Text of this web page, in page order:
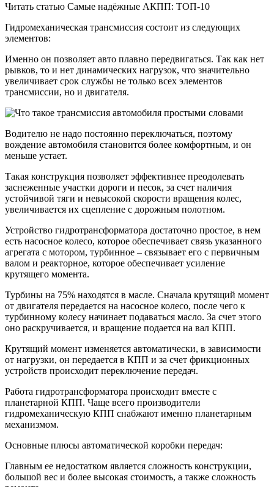
Читать статью Самые надёжные АКПП: ТОП-10
Гидромеханическая трансмиссия состоит из следующих
элементов:
Именно он позволяет авто плавно передвигаться. Так как нет
рывков, то и нет динамических нагрузок, что значительно
увеличивает срок службы не только всех элементов
трансмиссии, но и двигателя.
Водителю не надо постоянно переключаться, поэтому
вождение автомобиля становится более комфортным, и он
меньше устает.
Такая конструкция позволяет эффективнее преодолевать
заснеженные участки дороги и песок, за счет наличия
устойчивой тяги и невысокой скорости вращения колес,
увеличивается их сцепление с дорожным полотном.
Устройство гидротрансформатора достаточно простое, в нем
есть насосное колесо, которое обеспечивает связь указанного
агрегата с мотором, турбинное – связывает его с первичным
валом и реакторное, которое обеспечивает усиление
крутящего момента.
Турбины на 75% находятся в масле. Сначала крутящий момент
от двигателя передается на насосное колесо, после чего к
турбинному колесу начинает подаваться масло. За счет этого
оно раскручивается, и вращение подается на вал КПП.
Крутящий момент изменяется автоматически, в зависимости
от нагрузки, он передается в КПП и за счет фрикционных
устройств происходит переключение передач.
Работа гидротрансформатора происходит вместе с
планетарной КПП. Чаще всего производители
гидромеханическую КПП снабжают именно планетарным
механизмом.
Основные плюсы автоматической коробки передач:
Главным ее недостатком является сложность конструкции,
большой вес и более высокая стоимость, а также сложность